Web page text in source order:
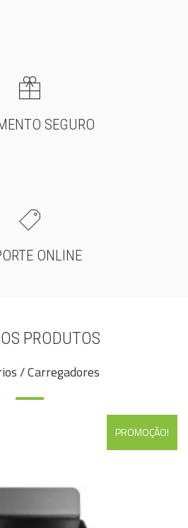
SEGURO
ONLINE
PRODUTOS
/ Carregadores
PROMOÇÃO!